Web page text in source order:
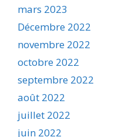
mars 2023
Décembre 2022
novembre 2022
octobre 2022
septembre 2022
août 2022
juillet 2022
juin 2022